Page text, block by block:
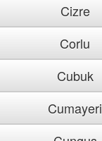
Cizre
Corlu
Cubuk
Cumayeri